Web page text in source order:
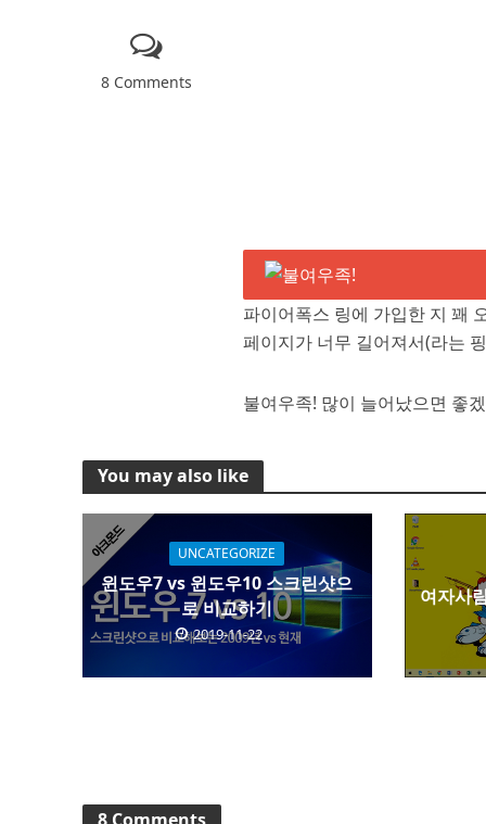
8 Comments
파이어폭스 링에 가입한 지 꽤
페이지가 너무 길어져서(라는
불여우족! 많이 늘어났으면 좋
You may also like
UNCATEGORIZE
윈도우7 vs 윈도우10 스크린샷으
로 비교하기
2019-11-22
여자사